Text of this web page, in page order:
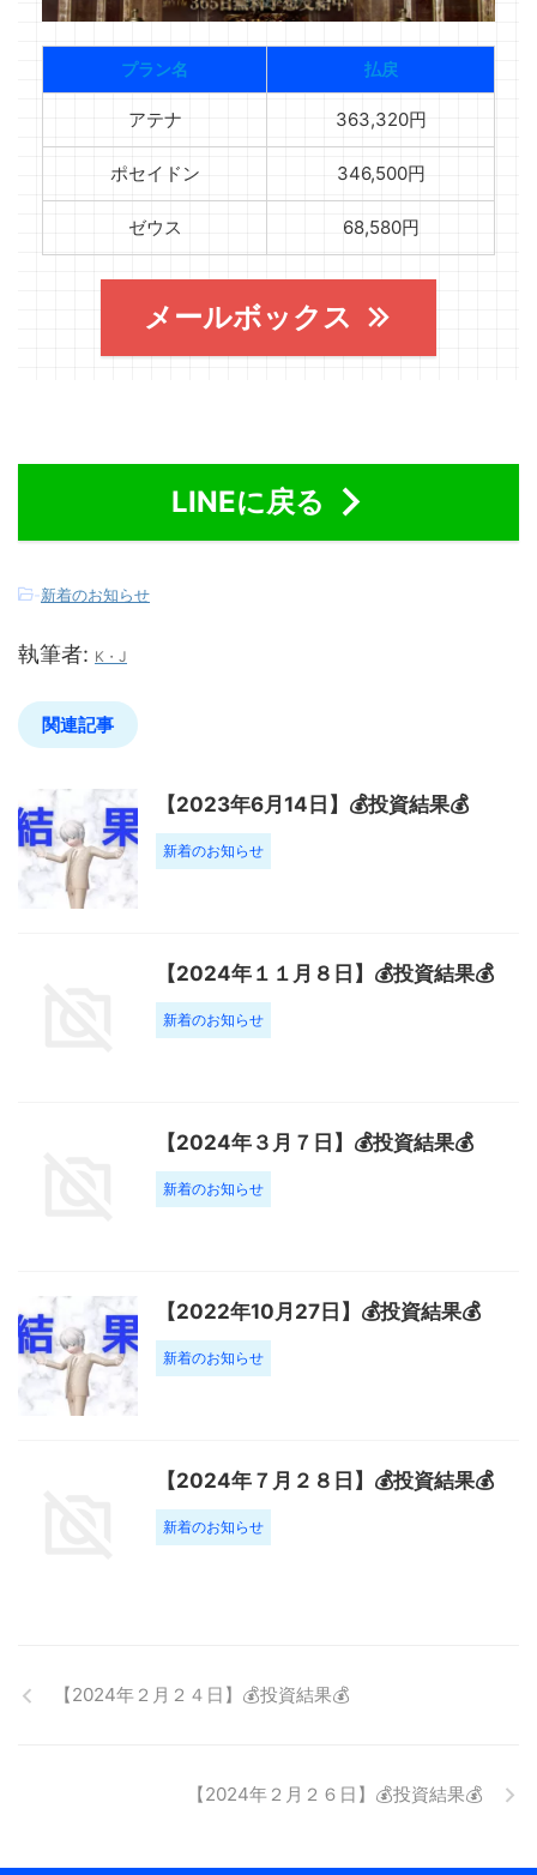
プラン名 払戻
アテナ 363,320円
ポセイドン 346,500円
ゼウス 68,580円
メールボックス
LINEに戻る
-新着のお知らせ
執筆者: K・J
関連記事
【2023年6月14日】💰投資結果💰
新着のお知らせ
【2024年１１月８日】💰投資結果💰
新着のお知らせ
【2024年３月７日】💰投資結果💰
新着のお知らせ
【2022年10月27日】💰投資結果💰
新着のお知らせ
【2024年７月２８日】💰投資結果💰
新着のお知らせ
【2024年２月２４日】💰投資結果💰
【2024年２月２６日】💰投資結果💰